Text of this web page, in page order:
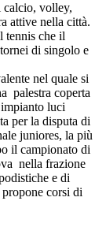
calcio, volley,
attive nella città.
tennis che il
di singolo e
nel quale si
palestra coperta
luci
per la disputa di
juniores, la più
il campionato di
nella frazione
e di
corsi di